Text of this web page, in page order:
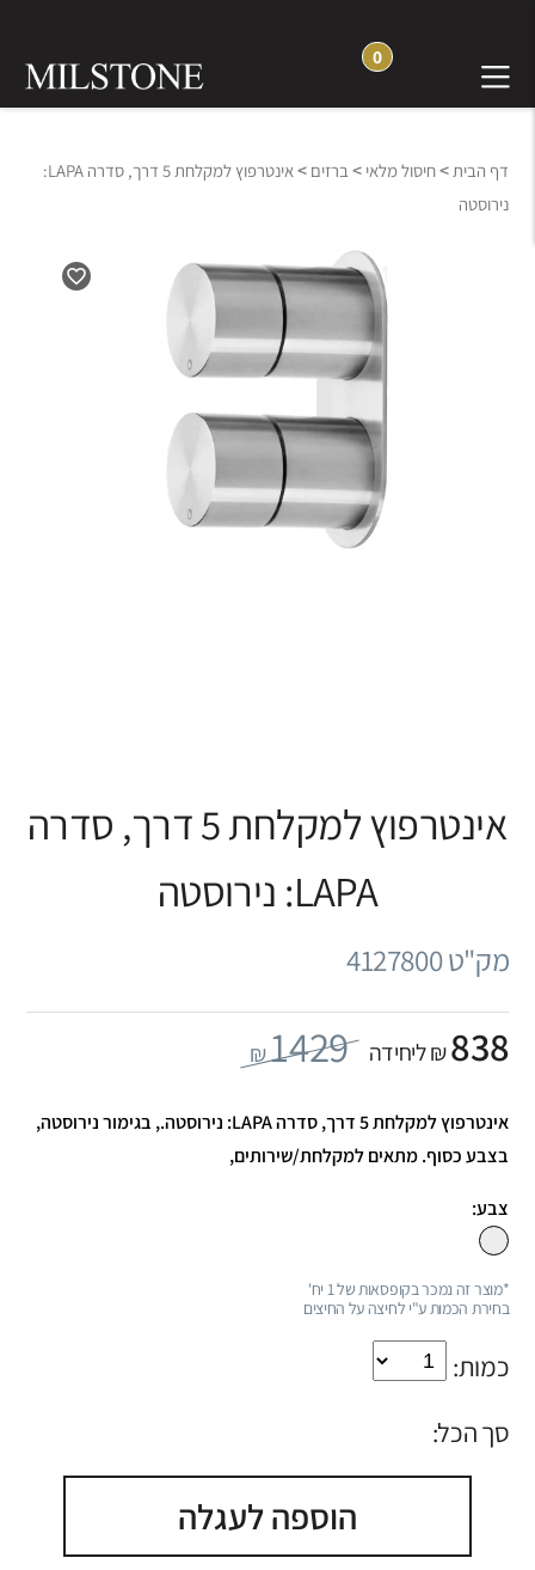
0
דף הבית>חיסול מלאי > ברזים >
אינטרפוץ למקלחת 5 דרך, סדרה LAPA:
נירוסטה
אינטרפוץ למקלחת 5 דרך, סדרה
LAPA: נירוסטה
מק"ט 4127800
838₪ ליחידה 1429
₪
אינטרפוץ למקלחת 5 דרך, סדרה LAPA: נירוסטה., בגימור נירוסטה,
בצבע כסוף. מתאים למקלחת/שירותים,
צבע:
*מוצר זה נמכר בקופסאות של 1 יח'
בחירת הכמות ע"י לחיצה על החיצים
כמות:
סך הכל:
הוספה לעגלה